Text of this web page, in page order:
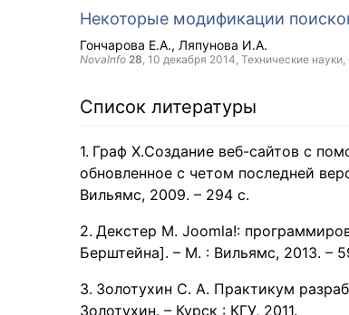
Некоторые модификации
Гончарова Е.А. Ляпунова И.А.
NovaInfo 28, 10 декабря 2014, Технические науки,
Список литературы
Граф Х.Создание веб-сайтов с
обновленное с четом последней
Вильямс, 2009. – 294 c.
Декстер М. Joomla!:
Берштейна]. – М. : Вильямс, 2013. –
Золотухин С. А. Практикум
Золотухин. – Курск : КГУ, 2011.